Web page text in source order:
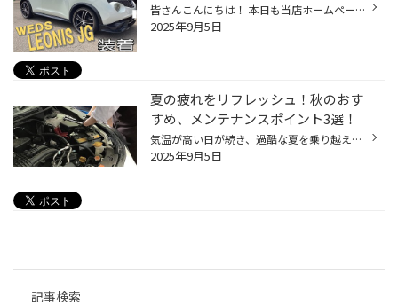
皆さんこんにちは！ 本日も当店ホームページを ご覧いただきありがとうございます <(_ _)> 本日はホイールセットの装着のご案内です！ 作業させていただいたお車は 【NISSAN ジューク】 お取り付けさせていただいたホイールは 当店で大人気のブランド WEDS LEONIS シリーズより 【LEONIS JG】を取付...
2025年9月5日
夏の疲れをリフレッシュ！秋のおす
すめ、メンテナンスポイント3選！
気温が高い日が続き、過酷な夏を乗り越えたお車も実は疲れが溜まっています。 そのお車の疲れをとりつつ、秋の行楽シーズンを快適に過ごす為の 『おすすめカーメンテナンス』をご紹介いたします！ 【オススメ秋前メンテナンス3選！】 ■ バッテリー点検・交換 季節の変わり目はバッテリーの調子が悪...
2025年9月5日
記事検索